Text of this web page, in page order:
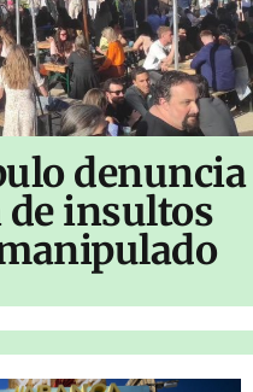
denuncia
de insultos